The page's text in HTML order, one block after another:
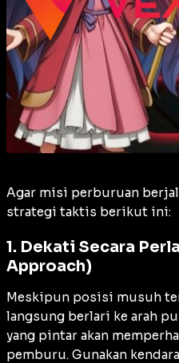
Agar misi perburuan
strategi taktis berikut ini:
1. Dekati Secara
Approach)
Meskipun posisi musuh
langsung berlari ke arah
yang pintar akan
pemburu. Gunakan